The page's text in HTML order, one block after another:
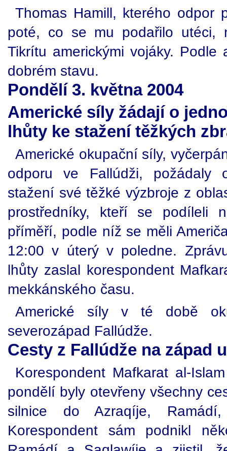
Thomas Hamill, kterého odpor
poté, co se mu podařilo utéci,
Tikrítu americkými vojáky. Podle
dobrém stavu.
Pondělí 3. května 2004
Americké síly žádají o
lhůty ke stažení těžkých
Americké okupační síly,
odporu ve Fallúdži, požádaly
stažení své těžké výzbroje z
prostředníky, kteří se podíleli
příměří, podle níž se měli
12:00 v úterý v poledne.
lhůty zaslal korespondent
mekkánského času.
Americké síly v té době
severozápad Fallúdže.
Cesty z Fallúdže na západ
Korespondent Mafkarat al-
pondělí byly otevřeny všechny
silnice do Azraqíje,
Korespondent sám podnikl